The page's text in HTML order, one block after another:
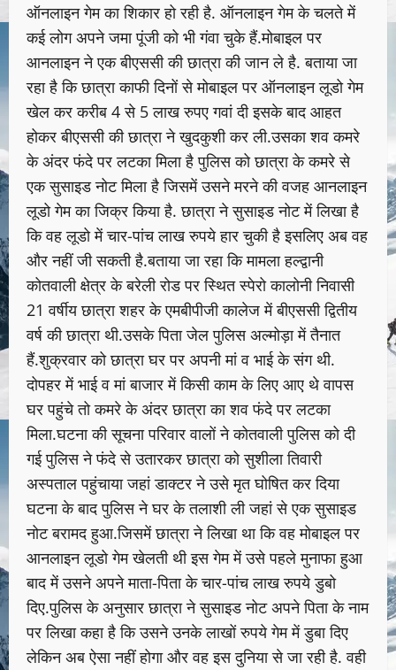
ऑनलाइन गेम का शिकार हो रही है. ऑनलाइन गेम के चलते में
कई लोग अपने जमा पूंजी को भी गंवा चुके हैं.मोबाइल पर
आनलाइन ने एक बीएससी की छात्रा की जान ले है. बताया जा
रहा है कि छात्रा काफी दिनों से मोबाइल पर ऑनलाइन लूडो गेम
खेल कर करीब 4 से 5 लाख रुपए गवां दी इसके बाद आहत
होकर बीएससी की छात्रा ने खुदकुशी कर ली.उसका शव कमरे
के अंदर फंदे पर लटका मिला है पुलिस को छात्रा के कमरे से
एक सुसाइड नोट मिला है जिसमें उसने मरने की वजह आनलाइन
लूडो गेम का जिक्र किया है. छात्रा ने सुसाइड नोट में लिखा है
कि वह लूडो में चार-पांच लाख रुपये हार चुकी है इसलिए अब वह
और नहीं जी सकती है.बताया जा रहा कि मामला हल्द्वानी
कोतवाली क्षेत्र के बरेली रोड पर स्थित स्पेरो कालोनी निवासी
21 वर्षीय छात्रा शहर के एमबीपीजी कालेज में बीएससी द्वितीय
वर्ष की छात्रा थी.उसके पिता जेल पुलिस अल्मोड़ा में तैनात
हैं.शुक्रवार को छात्रा घर पर अपनी मां व भाई के संग थी.
दोपहर में भाई व मां बाजार में किसी काम के लिए आए थे वापस
घर पहुंचे तो कमरे के अंदर छात्रा का शव फंदे पर लटका
मिला.घटना की सूचना परिवार वालों ने कोतवाली पुलिस को दी
गई पुलिस ने फंदे से उतारकर छात्रा को सुशीला तिवारी
अस्पताल पहुंचाया जहां डाक्टर ने उसे मृत घोषित कर दिया
घटना के बाद पुलिस ने घर के तलाशी ली जहां से एक सुसाइड
नोट बरामद हुआ.जिसमें छात्रा ने लिखा था कि वह मोबाइल पर
आनलाइन लूडो गेम खेलती थी इस गेम में उसे पहले मुनाफा हुआ
बाद में उसने अपने माता-पिता के चार-पांच लाख रुपये डुबो
दिए.पुलिस के अनुसार छात्रा ने सुसाइड नोट अपने पिता के नाम
पर लिखा कहा है कि उसने उनके लाखों रुपये गेम में डुबा दिए
लेकिन अब ऐसा नहीं होगा और वह इस दुनिया से जा रही है. वही